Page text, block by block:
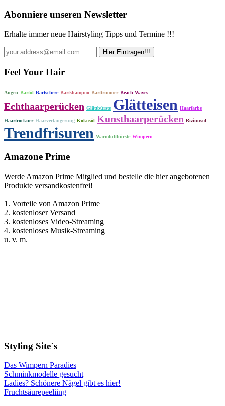
Abonniere unseren Newsletter
Erhalte immer neue Hairstyling Tipps und Termine !!!
Feel Your Hair
Augen Bartöl Bartschere Bartshampoo Barttrimmer Beach Waves
Echthaarperücken Glättbürste Glätteisen Haarfarbe
Haartrockner Haarverlängerung Kokosöl Kunsthaarperücken Rizinusöl
Trendfrisuren Warmluftbürste Wimpern
Amazone Prime
Werde Amazon Prime Mitglied und bestelle die hier angebotenen
Produkte versandkostenfrei!
1. Vorteile von Amazon Prime
2. kostenloser Versand
3. kostenloses Video-Streaming
4. kostenloses Musik-Streaming
u. v. m.
Styling Site´s
Das Wimpern Paradies
Schminkmodelle gesucht
Ladies? Schönere Nägel gibt es hier!
Fruchtsäurepeeliing